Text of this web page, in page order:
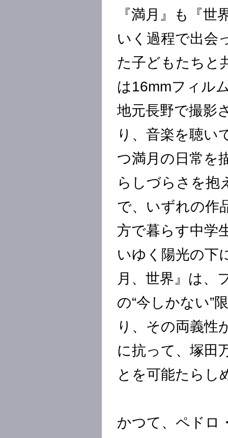
『満月』も『
いく過程で出会
た子どもたちと
は16mmフィル
地元長野で撮影
り、音楽を聴い
つ満月の日常を
らしづらさを抱
で、いずれの作
方で暮らす中学
いゆく陽光の下
月、世界』は、
の“今しかない”
り、その両義性
に抗って、塚田
とを可能たらし
かつて、ペドロ